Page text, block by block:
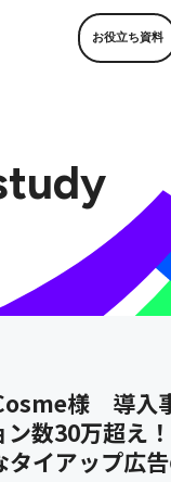
お役立ち資料
様 導入
ン数30万超え
イアップ広